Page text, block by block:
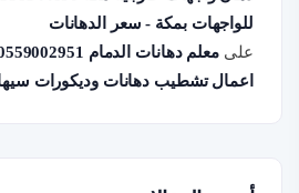
للواجهات بمكة - سعر الدهانات
على
اعمال تشطيب دهانات وديكورات